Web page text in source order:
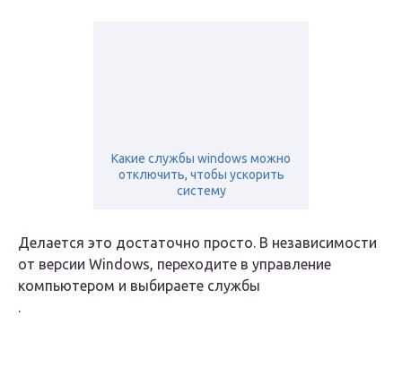
Какие службы windows можно
отключить, чтобы ускорить
систему
Делается это достаточно просто. В независимости
от версии Windows, переходите в управление
компьютером и выбираете службы
.